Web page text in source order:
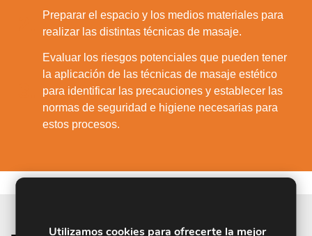
Preparar el espacio y los medios materiales para
realizar las distintas técnicas de masaje.
Evaluar los riesgos potenciales que pueden tener
la aplicación de las técnicas de masaje estético
para identificar las precauciones y establecer las
normas de seguridad e higiene necesarias para
estos procesos.
Utilizamos cookies para ofrecerte la mejor